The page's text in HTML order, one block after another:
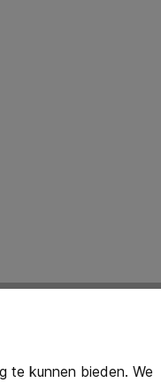
te kunnen bieden. We